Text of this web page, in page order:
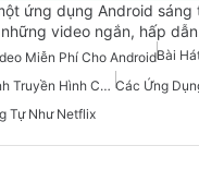
ứng dụng Android
video ngắn, hấp
Miễn Phí Cho AndroidBài
Phim Và Chương Trình Truyền Hình Cho Android Các Ứng
Tự Như Netflix